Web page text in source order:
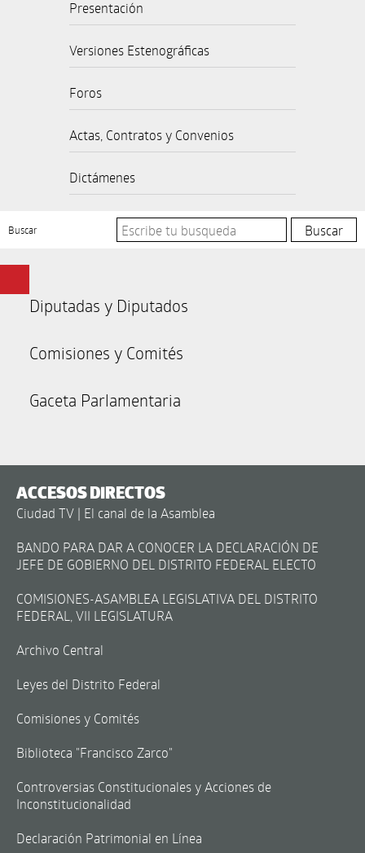
Presentación
Versiones Estenográficas
Foros
Actas, Contratos y Convenios
Dictámenes
Buscar
Diputadas y Diputados
Comisiones y Comités
Gaceta Parlamentaria
ACCESOS DIRECTOS
Ciudad TV | El canal de la Asamblea
BANDO PARA DAR A CONOCER LA DECLARACIÓN DE
JEFE DE GOBIERNO DEL DISTRITO FEDERAL ELECTO
COMISIONES-ASAMBLEA LEGISLATIVA DEL DISTRITO
FEDERAL, VII LEGISLATURA
Archivo Central
Leyes del Distrito Federal
Comisiones y Comités
Biblioteca "Francisco Zarco"
Controversias Constitucionales y Acciones de
Inconstitucionalidad
Declaración Patrimonial en Línea